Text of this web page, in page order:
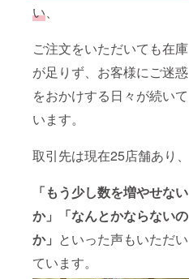
い、
ご注文をいただいても在庫
が足りず、お客様にご迷惑
をおかけする日々が続いて
います。
取引先は現在25店舗あり、
「もう少し数を増やせない
か」「なんとかならないの
か」 といった声もいただい
ています。